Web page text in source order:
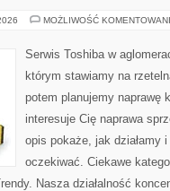
MOŻLIWOŚĆ
Serwis Toshiba w
którym stawiamy na
potem planujemy naprawę
interesuje Cię naprawa
opis pokaże, jak działamy
oczekiwać. Ciekawe
Nasza działalność